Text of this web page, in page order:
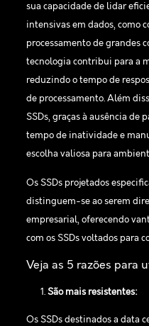
sua capacidade de lidar
intensivas em dados, como
processamento de grandes
tecnologia contribui para a
reduzindo o tempo de
de processamento. Além
SSDs, graças à ausência de
tempo de inatividade e
escolha valiosa para
Os SSDs projetados
distinguem-se ao serem
empresarial, oferecendo
com os SSDs voltados para
Veja as 5 razões para
São mais resistentes:
Os SSDs destinados a data